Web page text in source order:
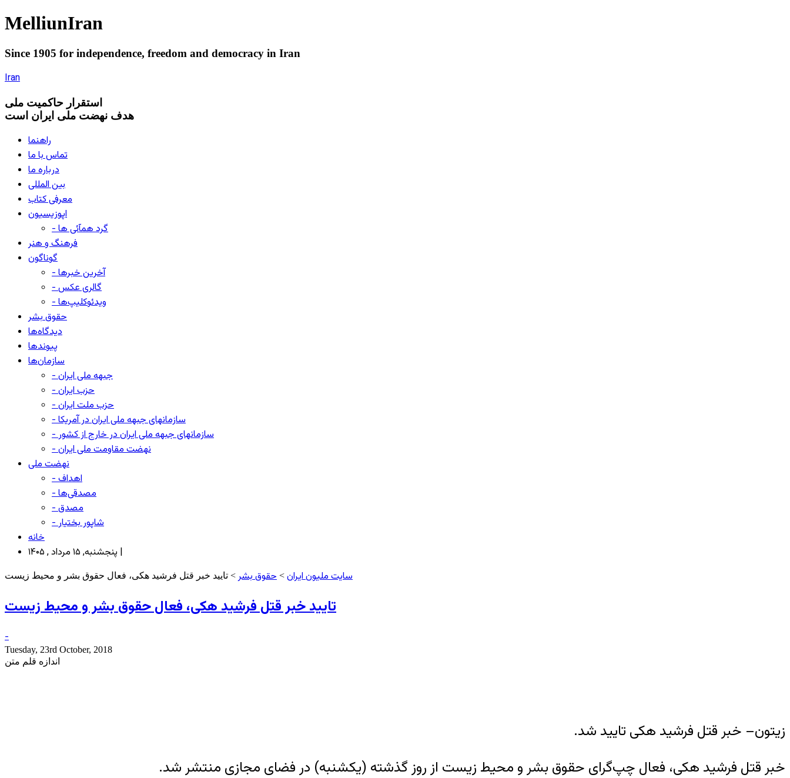
MelliunIran
Since 1905 for independence, freedom and democracy in Iran
Iran
استقرار حاکميت ملی
هدف نهضت ملی ایران است
راهنما
تماس با ما
درباره ما
بین المللی
معرفی کتاب
اپوزیسیون
- گرد همآئی ها
فرهنگ و هنر
گوناگون
- آخرین خبرها
- گالری عکس
- ویدئوکلیپ‌ها
حقوق بشر
دیدگاه‌ها
پیوندها
سازمان‌ها
- جبهه ملی ایران
- حزب ایران
- حزب ملت ایران
- سازمانهای جبهه ملی ایران در آمریکا
- سازمانهای جبهه ملی ایران در خارج از کشور
- نهضت مقاومت ملی ایران
نهضت ملی
- اهداف
- مصدقی‌ها
- مصدق
- شاپور بختیار
خانه
پنجشنبه, ۱۵ مرداد , ۱۴۰۵ |
سایت ملیون ایران > حقوق بشر > تایید خبر قتل فرشید هکی، فعال حقوق بشر و محیط زیست
تایید خبر قتل فرشید هکی، فعال حقوق بشر و محیط زیست
-
Tuesday, 23rd October, 2018
اندازه قلم متن
زیتون– خبر قتل فرشید هکی تایید شد.
خبر قتل فرشید هکی، فعال چپ‌گرای حقوق بشر و محیط زیست از روز گذشته (یکشنبه) در فضای مجازی منتشر شد.